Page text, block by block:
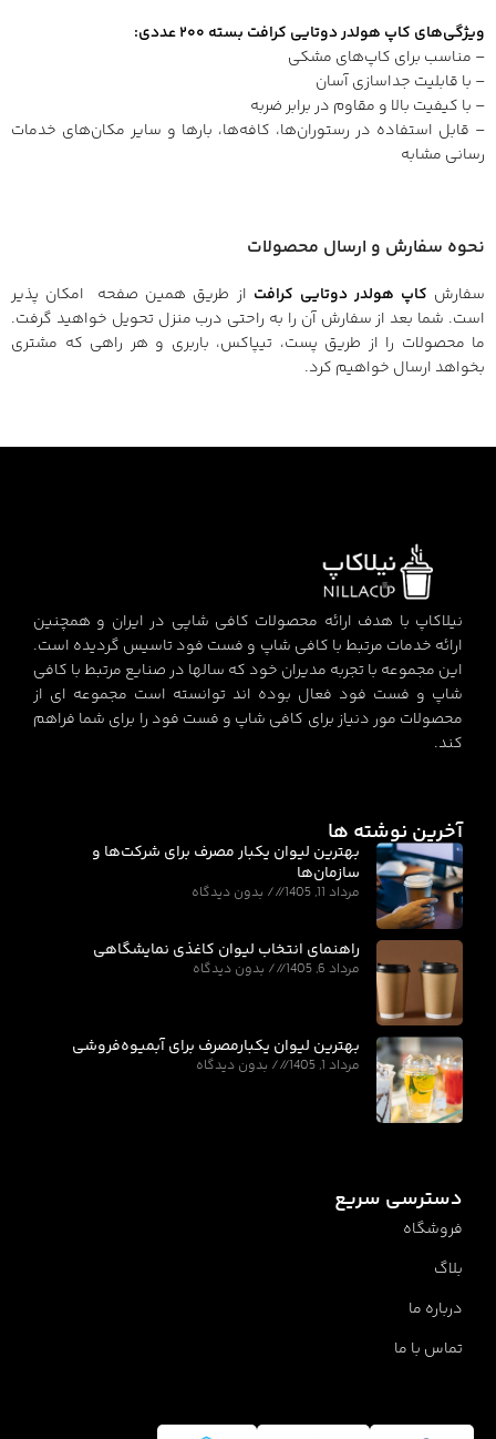
ویژگی‌های کاپ هولدر دوتایی کرافت بسته ۲۰۰ عددی:
– مناسب برای کاپ‌های مشکی
– با قابلیت جداسازی آسان
– با کیفیت بالا و مقاوم در برابر ضربه
– قابل استفاده در رستوران‌ها، کافه‌ها، بارها و سایر مکان‌های خدمات
رسانی مشابه
نحوه سفارش و ارسال محصولات
سفارش کاپ هولدر دوتایی کرافت از طریق همین صفحه امکان پذیر
است. شما بعد از سفارش آن را به راحتی درب منزل تحویل خواهید گرفت.
ما محصولات را از طریق پست، تیپاکس، باربری و هر راهی که مشتری
بخواهد ارسال خواهیم کرد.
نیلاکاپ با هدف ارائه محصولات کافی شاپی در ایران و همچنین
ارائه خدمات مرتبط با کافی شاپ و فست فود تاسیس گردیده است.
این مجموعه با تجربه مدیران خود که سالها در صنایع مرتبط با کافی
شاپ و فست فود فعال بوده اند توانسته است مجموعه ای از
محصولات مور دنیاز برای کافی شاپ و فست فود را برای شما فراهم
کند.
آخرین نوشته ها
بهترین لیوان یکبار مصرف برای شرکت‌ها و
سازمان‌ها
مرداد 11, 1405 بدون دیدگاه
راهنمای انتخاب لیوان کاغذی نمایشگاهی
مرداد 6, 1405 بدون دیدگاه
بهترین لیوان یکبارمصرف برای آبمیوه‌فروشی
مرداد 1, 1405 بدون دیدگاه
دسترسی سریع
فروشگاه
بلاگ
درباره ما
تماس با ما